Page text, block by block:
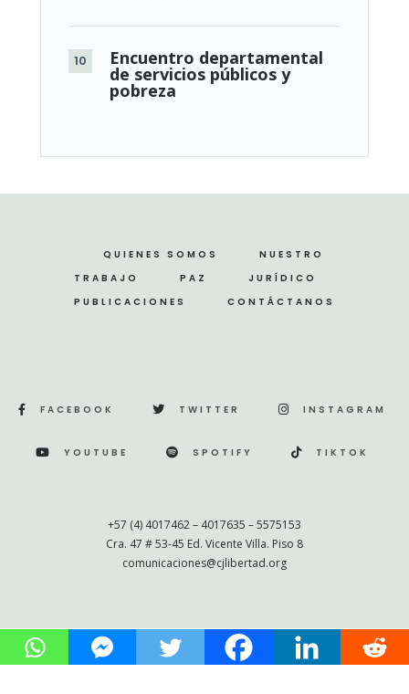
Encuentro departamental
de servicios públicos y
pobreza
QUIENES SOMOS
NUESTRO
TRABAJO
PAZ
JURÍDICO
PUBLICACIONES
CONTÁCTANOS
FACEBOOK TWITTER INSTAGRAM
YOUTUBE SPOTIFY TIKTOK
+57 (4) 4017462 – 4017635 – 5575153
Cra. 47 # 53-45 Ed. Vicente Villa. Piso 8
comunicaciones@cjlibertad.org